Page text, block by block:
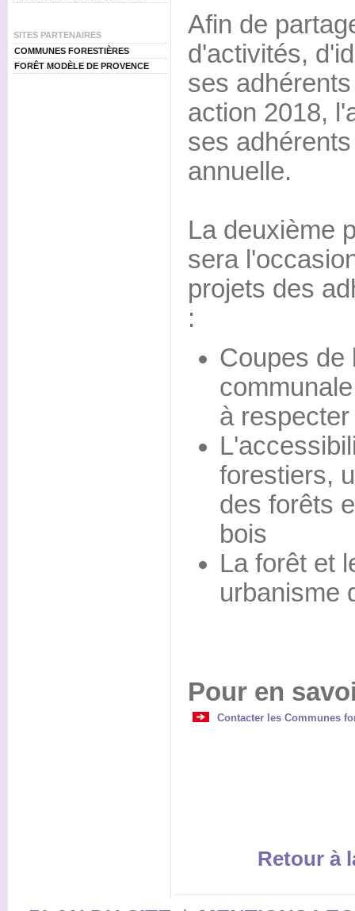
SITES PARTENAIRES
COMMUNES FORESTIÈRES
FORÊT MODÈLE DE PROVENCE
Afin de
d'activités,
ses
action 2018,
ses
annuelle.
La deuxième
sera
projets des
:
Coupes de
à respecter
forestiers,
des forêts
bois
La forêt et
urbanisme
Pour en
Contacter les Communes
Retour à